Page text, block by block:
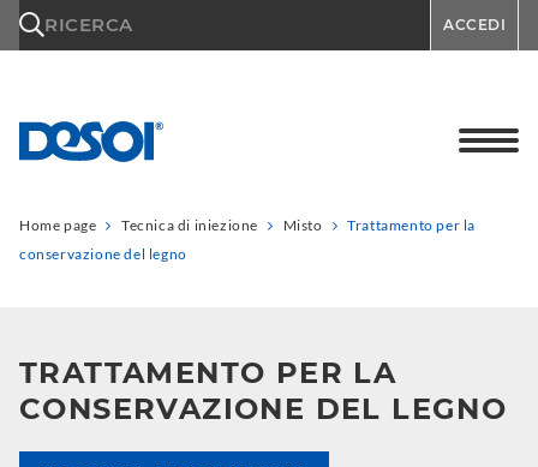
RICERCA ACCEDI
Home page Tecnica di iniezione Misto
Trattamento per la
conservazione del legno
TRATTAMENTO PER LA
CONSERVAZIONE DEL LEGNO